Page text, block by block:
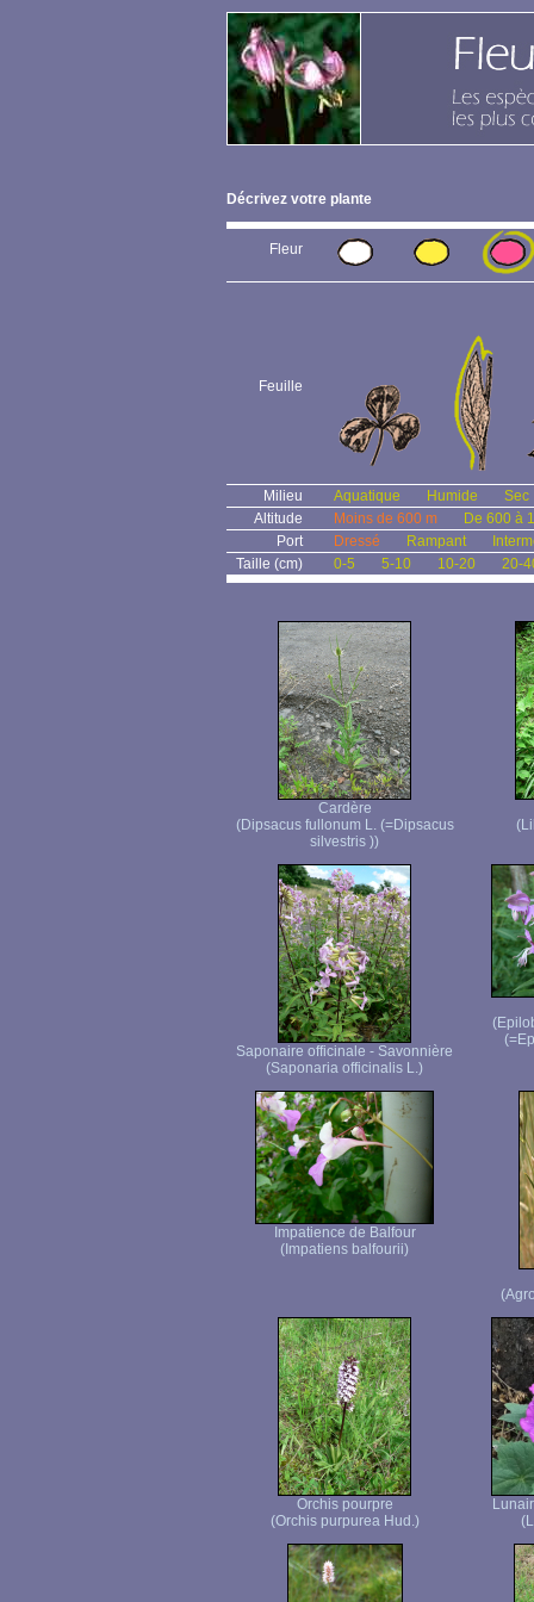
Décrivez votre plante
Fleur
Feuille
Milieu Aquatique Humide
Sec
Altitude
Moins de 600 m
De 600 à
Port
Dressé Rampant
Taille (cm)
0-5 5-10 10-20 20-
Cardère
(Dipsacus fullonum L. (=Dipsacus
silvestris ))
Saponaire officinale - Savonnière
(Saponaria officinalis L.)
Impatience de Balfour
(Impatiens balfourii)
Orchis pourpre
(Orchis purpurea Hud.)